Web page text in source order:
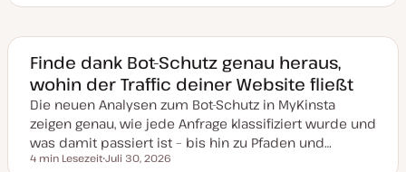
a
u
a
k
t
u
a
i
s
i
e
Finde dank Bot-Schutz genau heraus,
wohin der Traffic deiner Website fließt
Die neuen Analysen zum Bot-Schutz in MyKinsta
zeigen genau, wie jede Anfrage klassifiziert wurde und
was damit passiert ist – bis hin zu Pfaden und…
Lesezeit
4 min Lesezeit Juli 30, 2026